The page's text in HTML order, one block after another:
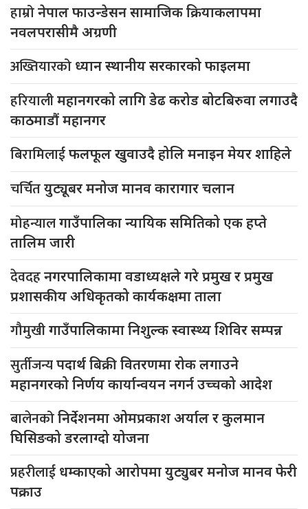
हाम्रोनेपाल फाउन्डेसन सामाजिक क्रियाकलापमा
नवलपरासीमै अग्रणी
अख्तियारको ध्यान स्थानीय सरकारको फाइलमा
हरियालीमहानगरको लागि डेढ करोड बोटबिरुवा लगाउदै
काठमाडौं महानगर
बिरामिलाईफलफूल खुवाउदै होलि मनाइन मेयर शाहिले
चर्चितयुट्यूबर मनोज मानव कारागार चलान
मोहन्यालगाउँपालिका न्यायिक समितिको एक हप्ते
तालिम जारी
देवदहनगरपालिकामा वडाध्यक्षले गरे प्रमुख र प्रमुख
प्रशासकीय अधिकृतको कार्यकक्षमा ताला
गौमुखीगाउँपालिकामा निशुल्क स्वास्थ्य शिविर सम्पन्न
सुर्तीजन्यपदार्थ बिक्री वितरणमा रोक लगाउने
महानगरको निर्णय कार्यान्वयन नगर्न उच्चको आदेश
बालेनकोनिर्देशनमा ओमप्रकाश अर्याल र कुलमान
घिसिङको डरलाग्दो योजना
प्रहरीलाई धम्काएको आरोपमा युट्युबर मनोज मानव फेरी
पक्राउ